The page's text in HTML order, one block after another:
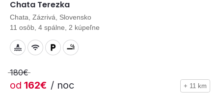
Chata Terezka
Chata, Zázrivá, Slovensko
11 osôb, 4 spálne, 2 kúpeľne
180€
od 162€ / noc + 11 km